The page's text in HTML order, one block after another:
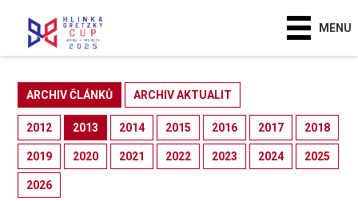
MENU
ARCHIV ČLÁNKŮ ARCHIV AKTUALIT
2012 2013 2014 2015 2016 2017 2018
2019 2020 2021 2022 2023 2024 2025
2026